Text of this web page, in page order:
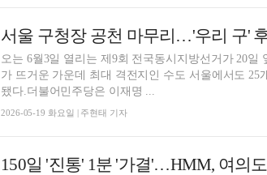
서울 구청장 공천 마무리…'우리 구'
오는 6월3일 열리는 제9회 전국동시지방선거가 20일
가 뜨거운 가운데 최대 격전지인 수도 서울에서도 25
됐다.더불어민주당은 이재명 ...
2026-05-19 화요일 | 주현태 기자
150일 '진통' 1분 '가결'…HMM, 여의